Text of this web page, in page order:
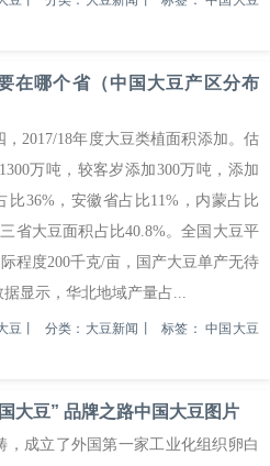
在哪个省（中国大豆产区分布
18年度大豆类植面积添加。估
万吨，较客岁添加300万吨，添加
比36%，安徽省占比11%，内蒙占比
大豆面积占比40.8%。全国大豆平
程度200千克/亩，国产大豆单产无待
显示，华北地域产量占...
豆 分类：大豆新闻 标签：中国大豆
大豆” 品牌之路中国大豆图片
成立了外国第一家工业化组织卵白